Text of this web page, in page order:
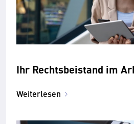
Ihr Rechtsbeistand im
Weiterlesen